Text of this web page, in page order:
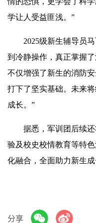
学让人受益匪浅。”
2025级新生辅导员
到冷静操作，真正掌握
不仅增强了新生的消防
打下了坚实基础。未来
成长。”
据悉，军训团后续
验及校史校情教育等特
化融合，全面助力新生成
分享